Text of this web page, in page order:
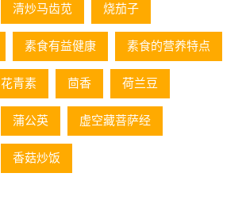
清炒马齿苋 烧茄子
素食有益健康 素食的营养特点
花青素 茴香 荷兰豆
蒲公英 虚空藏菩萨经
香菇炒饭